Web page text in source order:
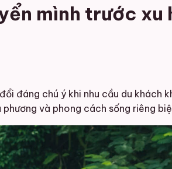
mình trước
đáng chú ý khi nhu cầu du
và phong cách sống riêng